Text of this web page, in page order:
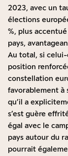
2023, avec un
élections
%, plus
pays,
Au total, si
position
constellation
favorablement à
qu’il a
s’est guère
égal avec le
pays autour du
pourrait